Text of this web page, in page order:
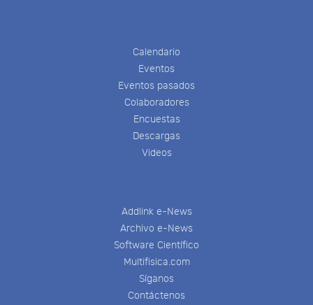
Calendario
Eventos
Eventos pasados
Colaboradores
Encuestas
Descargas
Videos
Addlink e-News
Archivo e-News
Software Científico
Multifisica.com
Síganos
Contáctenos